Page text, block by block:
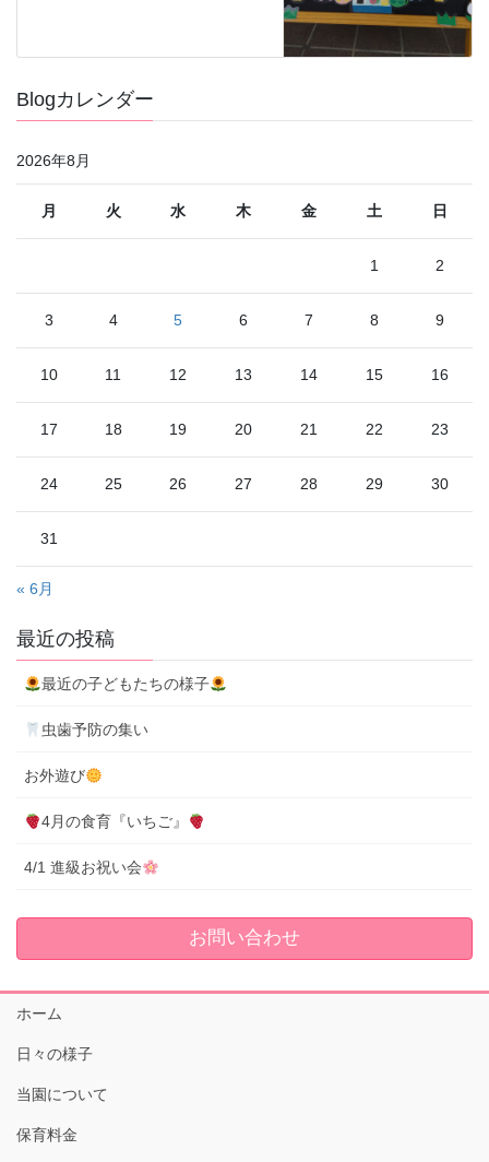
Blogカレンダー
2026年8月
月 火 水 木 金 土 日
1 2
3 4 5 6 7 8 9
10 11 12 13 14 15 16
17 18 19 20 21 22 23
24 25 26 27 28 29 30
31
« 6月
最近の投稿
最近の子どもたちの様子
虫歯予防の集い
お外遊び
4月の食育『いちご』
4/1 進級お祝い会
お問い合わせ
ホーム
日々の様子
当園について
保育料金